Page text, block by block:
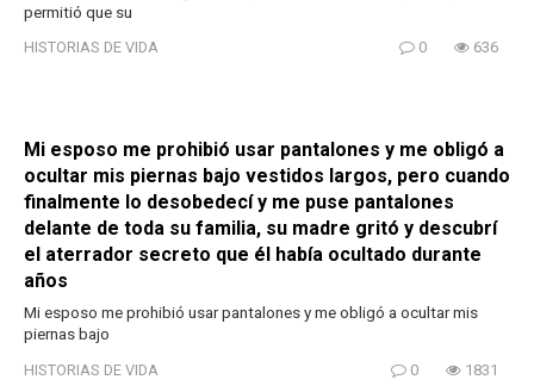
permitió que su
HISTORIAS DE VIDA 0 636
Mi esposo me prohibió usar pantalones y me obligó a
ocultar mis piernas bajo vestidos largos, pero cuando
finalmente lo desobedecí y me puse pantalones
delante de toda su familia, su madre gritó y descubrí
el aterrador secreto que él había ocultado durante
años
Mi esposo me prohibió usar pantalones y me obligó a ocultar mis
piernas bajo
HISTORIAS DE VIDA 0 1831